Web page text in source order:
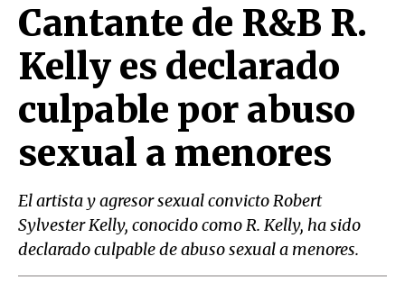
Cantante de R&B R.
Kelly es declarado
culpable por abuso
sexual a menores
El artista y agresor sexual convicto Robert
Sylvester Kelly, conocido como R. Kelly, ha sido
declarado culpable de abuso sexual a menores.